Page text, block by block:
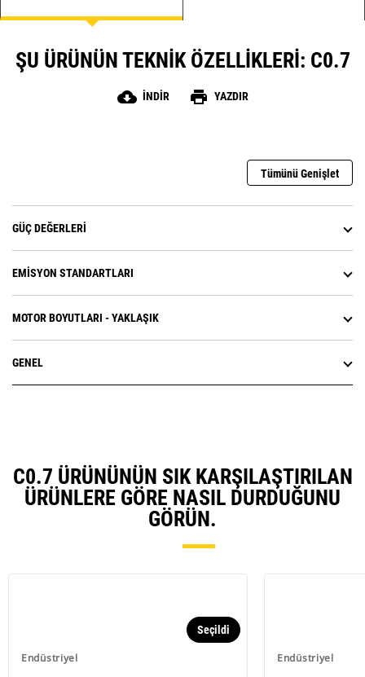
ŞU ÜRÜNÜN TEKNIK ÖZELLIKLERI: C0.7
cloud_download İNDIR print YAZDIR
Tümünü Genişlet
GÜÇ DEĞERLERI
EMISYON STANDARTLARI
MOTOR BOYUTLARI - YAKLAŞIK
GENEL
C0.7 ÜRÜNÜNÜN SIK KARŞILAŞTIRILAN
ÜRÜNLERE GÖRE NASIL DURDUĞUNU
GÖRÜN.
Endüstriyel
Seçildi
Endüstriyel